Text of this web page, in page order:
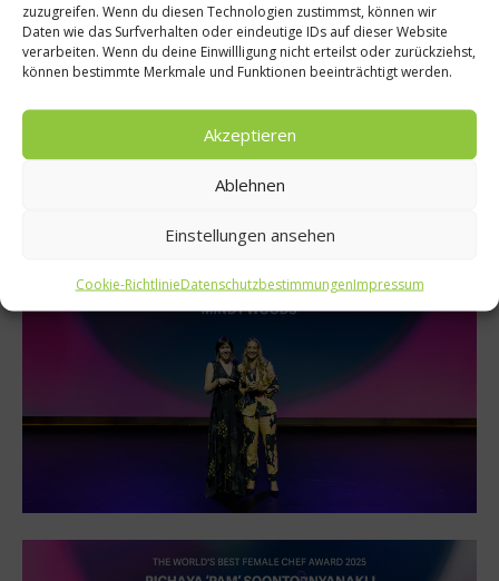
zuzugreifen. Wenn du diesen Technologien zustimmst, können wir
Daten wie das Surfverhalten oder eindeutige IDs auf dieser Website
verarbeiten. Wenn du deine Einwillligung nicht erteilst oder zurückziehst,
können bestimmte Merkmale und Funktionen beeinträchtigt werden.
Akzeptieren
Ablehnen
Einstellungen ansehen
Cookie-RichtlinieDatenschutzbestimmungenImpressum
der im Voraus angekündigten Sonderpreise geehrt.
Dazu gehörten: Die Gewinnerin von Champions of
Change,Mindy Woods , Inhaberin von Karkalla On
Speiseerlebnis auf Bundjalung Country in Australien,
das die Gäste dazu einlädt, sich mit der Kultur der
Aborigines und einheimischen Zutaten aus der Region